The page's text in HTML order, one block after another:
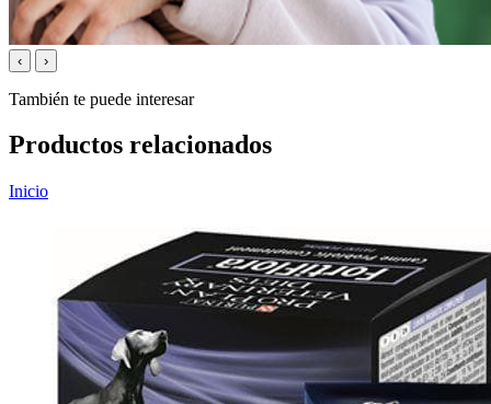
‹ ›
También te puede interesar
Productos relacionados
Inicio